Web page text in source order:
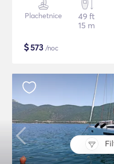
Plachetnice
49 ft
15 m
$573 /noc